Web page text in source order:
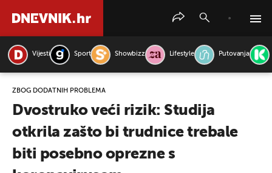
Vijesti Sport Showbizz Lifestyle Putovanja
ZBOG DODATNIH PROBLEMA
Dvostruko veći rizik: Studija
otkrila zašto bi trudnice trebale
biti posebno oprezne s
PRETRAŽITE VIJESTI